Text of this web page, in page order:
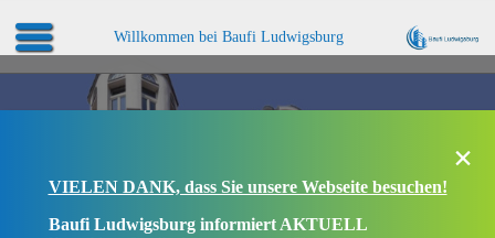
Willkommen bei Baufi Ludwigsburg
×
VIELEN DANK, dass Sie unsere Webseite besuchen!
Baufi Ludwigsburg informiert AKTUELL